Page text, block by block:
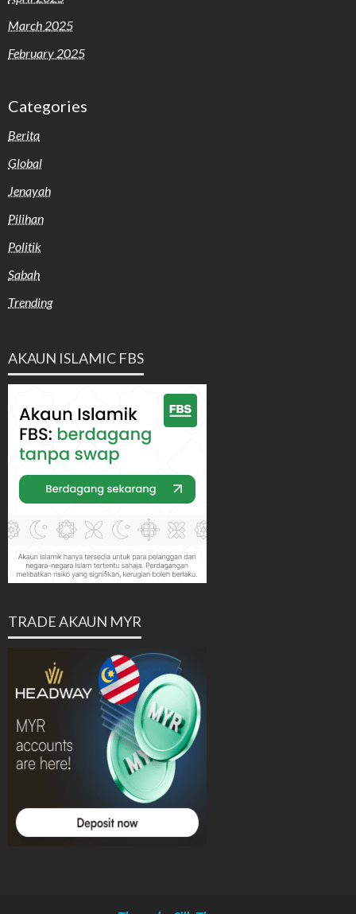
March 2025
February 2025
Categories
Berita
Global
Jenayah
Pilihan
Politik
Sabah
Trending
AKAUN ISLAMIC FBS
TRADE AKAUN MYR